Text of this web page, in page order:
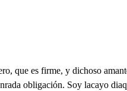
vuestro enojo de conoce! me la causa. Por vos será cortesía lo que en mi cólera rabia, que me enfado, vive Dios, viendo gente que se para por donde yo he de pasar. Ya se rompió la visagra que juntaba los dos vultos, y haciendo compás las plantas, viene tanteando el suelo para darme donde caiga, Quién va? . Nadieva asta ahora es Pedro? Pedro es, pues vaya. Qué dices? . Doile liciones para quitarme la capa. Es Gonzalillo? . Es mi amo? Yo soy. . Pues Leonorte aguar Perderé cielos las horas, da, que labran mis esperanzas, que es el Príncipe el que miras. Pues óyeme cien palabras. Tanto recato advertido, las veces que me acompaña don Enrique, procurando, que de aquesta calle salga siempre que paso por ella, que como es la más cercana de Palacio, acierta a ser la que primero las plantas ocupan cuando salimos, tan curiosa tengo el alma, que solo por divertirme, he de ver si le embarazan cuidados de amor. . Gonzalo, soló el conocerte basta, para que mi amor presume, vete . Y volveré mañana? No sino al instante mismo por la otra esquina. . que extrañas son tus quimeras, quisiera volver, pero las espaldas. Quién era, Enique? . Señor, un hombre que se arrestaba a empeñarse con los dos, mas fue mi cordura tanta, que templó su bizarría, y a lo que presumo, aguarda a lograr algún cuidado de amorosas esperanzas. Díjome al fin, que él se iría, si acaso nos